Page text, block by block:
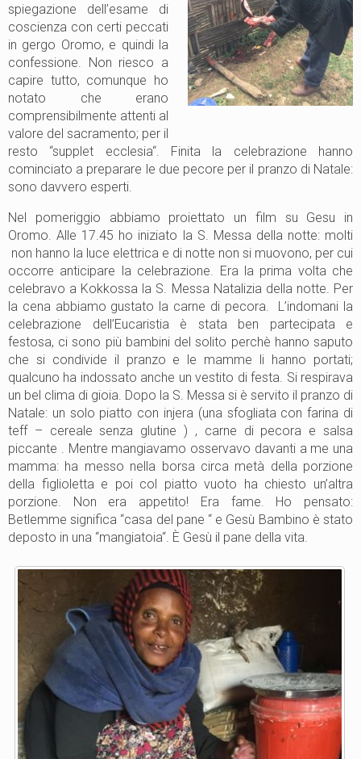
spiegazione dell’esame di
coscienza con certi peccati
in gergo Oromo, e quindi la
confessione. Non riesco a
capire tutto, comunque ho
notato che erano
comprensibilmente attenti al
valore del sacramento; per il
resto “supplet ecclesia“. Finita la celebrazione hanno
cominciato a preparare le due pecore per il pranzo di Natale:
sono davvero esperti.
Nel pomeriggio abbiamo proiettato un film su Gesu in
Oromo. Alle 17.45 ho iniziato la S. Messa della notte: molti
non hanno la luce elettrica e di notte non si muovono, per cui
occorre anticipare la celebrazione. Era la prima volta che
celebravo a Kokkossa la S. Messa Natalizia della notte. Per
la cena abbiamo gustato la carne di pecora. L’indomani la
celebrazione dell’Eucaristia è stata ben partecipata e
festosa, ci sono più bambini del solito perchè hanno saputo
che si condivide il pranzo e le mamme li hanno portati;
qualcuno ha indossato anche un vestito di festa. Si respirava
un bel clima di gioia. Dopo la S. Messa si è servito il pranzo di
Natale: un solo piatto con injera (una sfogliata con farina di
teff – cereale senza glutine ) , carne di pecora e salsa
piccante . Mentre mangiavamo osservavo davanti a me una
mamma: ha messo nella borsa circa metà della porzione
della figlioletta e poi col piatto vuoto ha chiesto un’altra
porzione. Non era appetito! Era fame. Ho pensato:
Betlemme significa “casa del pane “ e Gesù Bambino è stato
deposto in una “mangiatoia“. È Gesù il pane della vita.